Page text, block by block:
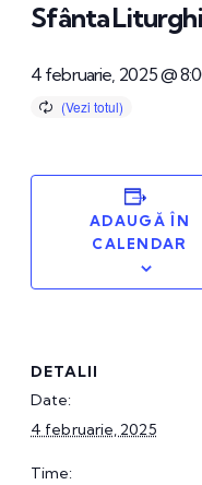
Sfânta
4 februarie, 2025 @
ADAUGĂ ÎN
CALENDAR
DETALII
Date:
4 februarie, 2025
Time: